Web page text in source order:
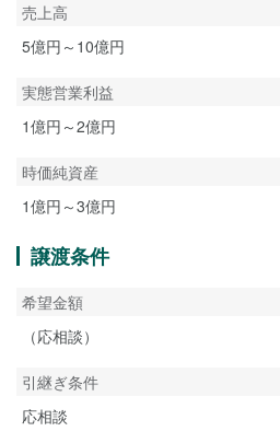
売上高
5億円～10億円
実態営業利益
1億円～2億円
時価純資産
1億円～3億円
譲渡条件
希望金額
（応相談）
引継ぎ条件
応相談